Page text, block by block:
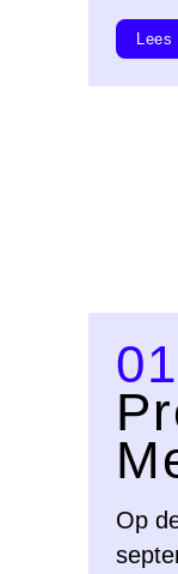
Lees
Op